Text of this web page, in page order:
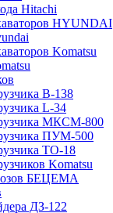
Hitachi
HYUNDAI
Komatsu
B-138
L-34
МКСМ-800
ПУМ-500
ТО-18
Komatsu
БЕЦЕМА
ДЗ-122